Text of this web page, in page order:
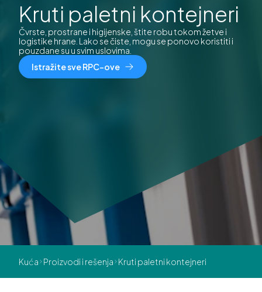
KarijeraLokacijeBrošureMedia center Events
Izveštaji obveznice
Kruti paletni kontejneri
Čvrste, prostrane i higijenske, štite robu tokom žetve i
logistike hrane. Lako se čiste, mogu se ponovo koristiti i
pouzdane su u svim uslovima.
Istražite sve RPC-ove
Kuća Proizvodi i rešenja Kruti paletni kontejneri